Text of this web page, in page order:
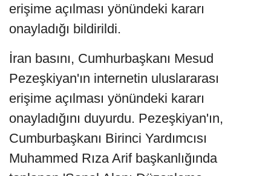
erişime açılması yönündeki kararı
onayladığı bildirildi.
İran basını, Cumhurbaşkanı Mesud
Pezeşkiyan'ın internetin uluslararası
erişime açılması yönündeki kararı
onayladığını duyurdu. Pezeşkiyan'ın,
Cumburbaşkanı Birinci Yardımcısı
Muhammed Rıza Arif başkanlığında